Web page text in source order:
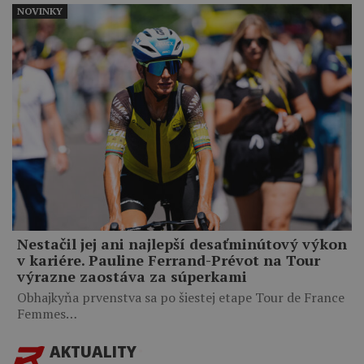
Nestačil jej ani najlepší desaťminútový výkon
v kariére. Pauline Ferrand-Prévot na Tour
výrazne zaostáva za súperkami
Obhajkyňa prvenstva sa po šiestej etape Tour de France
Femmes…
NOVINKY
AKTUALITY